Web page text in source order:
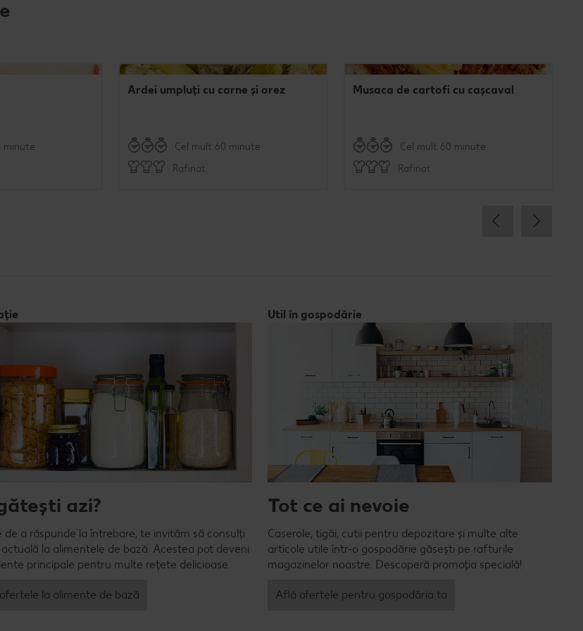
minute
Ardei umpluți cu carne și orez
Cel mult 60 minute
Rafinat
Musaca de cartofi cu cașcaval
Cel mult 60 minute
Rafinat
azi?
de a răspunde la întrebare, te invităm să consulți
la alimentele de bază. Acestea pot deveni
principale pentru multe rețete delicioase.
la alimente de bază
Util în gospodărie
Tot ce ai nevoie
Caserole, tigăi, cutii pentru depozitare și multe alte
articole utile într-o gospodărie găsești pe rafturile
magazinelor noastre. Descoperă promoția specială!
Află ofertele pentru gospodăria ta